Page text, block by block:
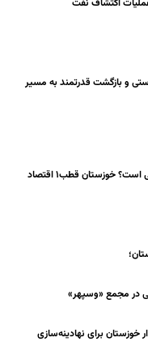
و بازگشت قدرتمند به مسیر
خوزستان قطب۱ اقتصاد
خوزستان برای نهادینه‌سازی